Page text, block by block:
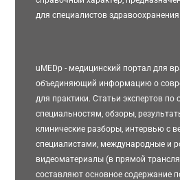
для специалистов здравоохранения.
uMEDp - медицинский портал для
объединяющий информацию о
для практики. Статьи экспертов по
специальностям, обзоры,
клинические разборы, интервью с
специалистами, международные и
видеоматериалы (в прямой
составляют основное содержание